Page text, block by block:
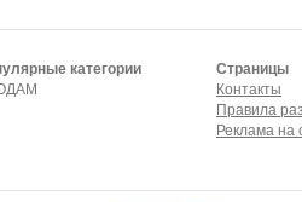
категории
Страницы
Контакты
Правила
Реклама на